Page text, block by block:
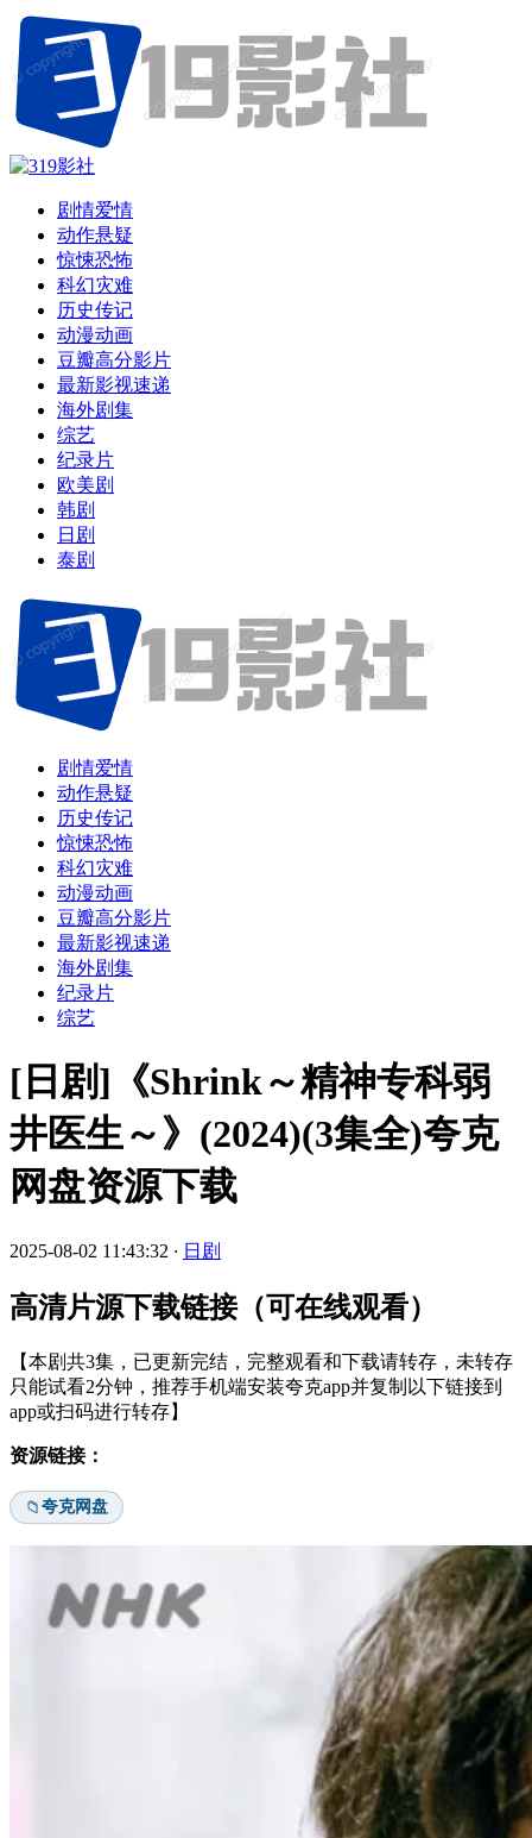
剧情爱情
动作悬疑
惊悚恐怖
科幻灾难
历史传记
动漫动画
豆瓣高分影片
最新影视速递
海外剧集
综艺
纪录片
欧美剧
韩剧
日剧
泰剧
剧情爱情
动作悬疑
历史传记
惊悚恐怖
科幻灾难
动漫动画
豆瓣高分影片
最新影视速递
海外剧集
纪录片
综艺
[日剧]《Shrink～精神专科弱
井医生～》(2024)(3集全)夸克
网盘资源下载
2025-08-02 11:43:32 · 日剧
高清片源下载链接（可在线观看）
【本剧共3集，已更新完结，完整观看和下载请转存，未转存
只能试看2分钟，推荐手机端安装夸克app并复制以下链接到
app或扫码进行转存】
资源链接：
📁夸克网盘